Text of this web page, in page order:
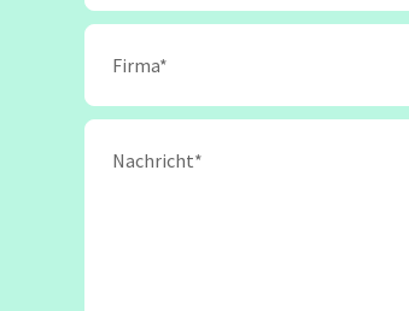
Acceptance Testing
Performance Testing